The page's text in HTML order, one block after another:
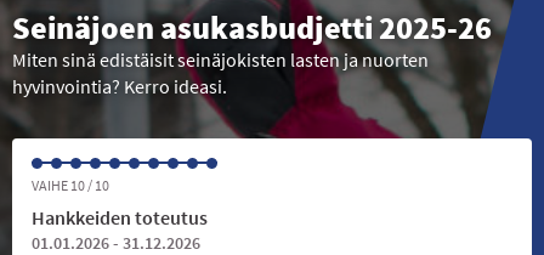
Seinäjoen asukasbudjetti 2025-26
Miten sinä edistäisit seinäjokisten lasten ja nuorten
hyvinvointia? Kerro ideasi.
VAIHE 10 / 10
Hankkeiden toteutus
01.01.2026 - 31.12.2026